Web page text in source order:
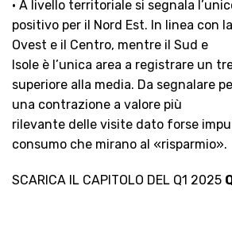
• A livello territoriale si segnala
positivo per il Nord Est. In linea con
Ovest e il Centro, mentre il Sud e
Isole è l’unica area a registrare un
superiore alla media. Da segnalare
una contrazione a valore più
rilevante delle visite dato forse
consumo che mirano al «risparmio».
SCARICA IL CAPITOLO DEL Q1 2025